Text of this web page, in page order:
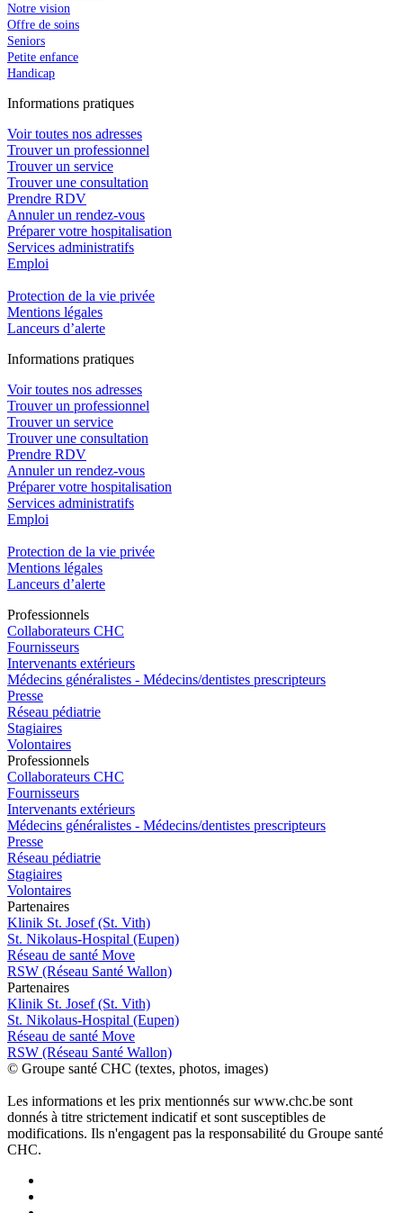
Notre vision
Offre de soins
Seniors
Petite enfance
Handicap
Informations pratiques
Voir toutes nos adresses
Trouver un professionnel
Trouver un service
Trouver une consultation
Prendre RDV
Annuler un rendez-vous
Préparer votre hospitalisation
Services administratifs
Emploi​
Protection de la vie privée
Mentions légales
Lanceurs d’alerte
Informations pratiques
Voir toutes nos adresses
Trouver un professionnel
Trouver un service
Trouver une consultation
Prendre RDV
Annuler un rendez-vous
Préparer votre hospitalisation
Services administratifs
Emploi​
Protection de la vie privée
Mentions légales
Lanceurs d’alerte
Professionnels
Collaborateurs CHC
Fournisseurs
Intervenants extérieurs
Médecins généralistes - Médecins/dentistes prescripteurs
Presse
Réseau pédiatrie
Stagiaires
Volontaires
Professionnels
Collaborateurs CHC
Fournisseurs
Intervenants extérieurs
Médecins généralistes - Médecins/dentistes prescripteurs
Presse
Réseau pédiatrie
Stagiaires
Volontaires
Partenaires
Klinik St. Josef (St. Vith)
St. Nikolaus-Hospital (Eupen)
Réseau de santé Move
RSW (Réseau Santé Wallon)
Partenaires
Klinik St. Josef (St. Vith)
St. Nikolaus-Hospital (Eupen)
Réseau de santé Move
RSW (Réseau Santé Wallon)
© Groupe santé CHC (textes, photos, images)
Les informations et les prix mentionnés sur www.chc.be sont
donnés à titre strictement indicatif et sont susceptibles de
modifications. Ils n'engagent pas la responsabilité du Groupe santé
CHC.